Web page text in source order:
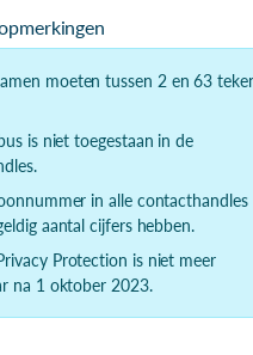
moeten tussen 2 en 63
is niet toegestaan in de
in alle contacthandles
aantal cijfers hebben.
Protection is niet meer
na 1 oktober 2023.